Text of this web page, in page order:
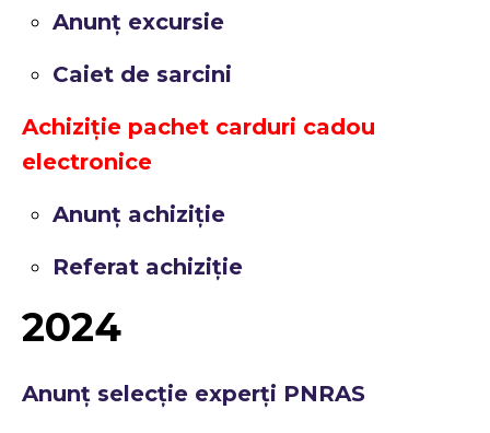
Anunț excursie
Caiet de sarcini
Achiziție pachet carduri cadou
electronice
Anunț achiziție
Referat achiziție
2024
Anunț selecție experți PNRAS